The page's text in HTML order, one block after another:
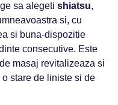
sa alegeti shiatsu,
si, cu
si buna-dispozitie
consecutive. Este
masaj revitalizeaza si
o stare de liniste si de